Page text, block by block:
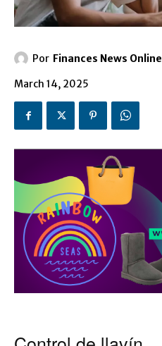
Por Finances News Online
March 14, 2025